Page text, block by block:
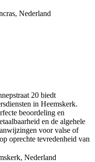
Nederland
20 biedt
in Heemskerk.
beoordeling en
en de algehele
voor valse of
oprechte tevredenheid van
Nederland